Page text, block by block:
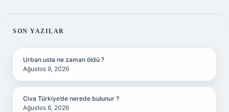
SIDEBAR
SON YAZILAR
Urban usta ne zaman öldü ?
Ağustos 9, 2026
Civa Türkiye’de nerede bulunur ?
Ağustos 6, 2026